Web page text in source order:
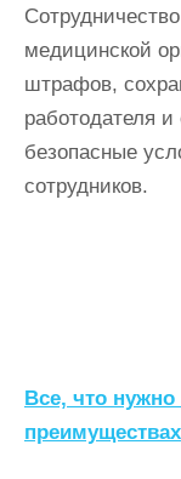
медицинской
штрафов,
работодателя
безопасные
сотрудников.
Н
а
Все, что нужно
преимуществах